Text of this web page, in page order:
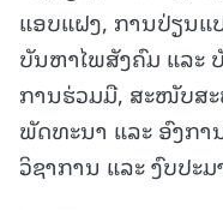
ແອບແຝງ, ການປ່ຽນ
ບັນຫາໄພສັງຄົມ ແລະ
ການຮ່ວມມື, ສະໜັບສ
ພັດທະນາ ແລະ ອົງກ
ວິຊາການ ແລະ ງົບປະ